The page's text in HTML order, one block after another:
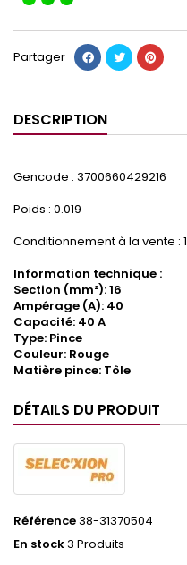
Partager
DESCRIPTION
Gencode : 3700660429216
Poids : 0.019
Conditionnement à la vente : 1
Information technique :
Section (mm²): 16
Ampérage (A): 40
Capacité: 40 A
Type: Pince
Couleur: Rouge
Matière pince: Tôle
DÉTAILS DU PRODUIT
Référence38-31370504_
En stock3 Produits